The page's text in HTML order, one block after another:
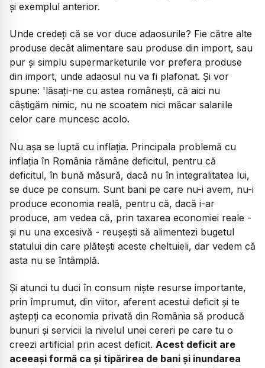
și exemplul anterior.
Unde credeți că se vor duce adaosurile? Fie către alte
produse decât alimentare sau produse din import, sau
pur și simplu supermarketurile vor prefera produse
din import, unde adaosul nu va fi plafonat. Și vor
spune: 'lăsați-ne cu astea românești, că aici nu
câștigăm nimic, nu ne scoatem nici măcar salariile
celor care muncesc acolo.
Nu așa se luptă cu inflația. Principala problemă cu
inflația în România rămâne deficitul, pentru că
deficitul, în bună măsură, dacă nu în integralitatea lui,
se duce pe consum. Sunt bani pe care nu-i avem, nu-i
produce economia reală, pentru că, dacă i-ar
produce, am vedea că, prin taxarea economiei reale -
și nu una excesivă - reușești să alimentezi bugetul
statului din care plătești aceste cheltuieli, dar vedem că
asta nu se întâmplă.
Și atunci tu duci în consum niște resurse importante,
prin împrumut, din viitor, aferent acestui deficit și te
aștepți ca economia privată din România să producă
bunuri și servicii la nivelul unei cereri pe care tu o
creezi artificial prin acest deficit. Acest deficit are
aceeași formă ca și tipărirea de bani și inundarea